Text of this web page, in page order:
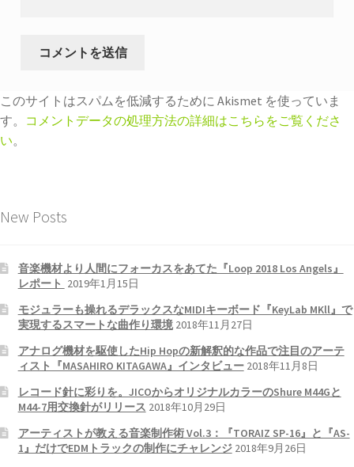
このサイトはスパムを低減するために Akismet を使っていま
す。 コメントデータの処理方法の詳細はこちらをご覧くださ
い。
New Posts
音楽機材より人間にフォーカスをあてた『Loop 2018 Los Angels』
レポート 2019年1月15日
モジュラーも操れるデラックスなMIDIキーボード『KeyLab MKll』で
実現するスマートな曲作り環境 2018年11月27日
アナログ機材を駆使したHip Hopの新解釈的な作品で注目のアーテ
ィスト『MASAHIRO KITAGAWA』インタビュー 2018年11月8日
レコード針に彩りを。JICOからオリジナルカラーのShure M44Gと
M44-7用交換針がリリース 2018年10月29日
アーティストが教える音楽制作術 Vol.3：『TORAIZ SP-16』と『AS-
1』だけでEDMトラックの制作にチャレンジ 2018年9月26日